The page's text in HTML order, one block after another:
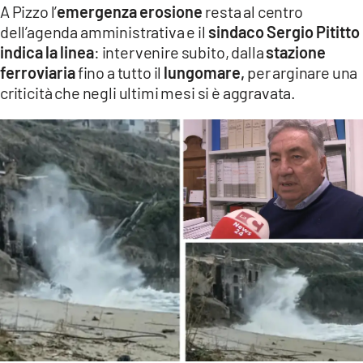
LACTV.IT
LACONAIR.IT
LACITYMAG.IT
ILREGGINO.IT
COSENZACHANNEL.IT
ILVIBONESE.IT
CATANZAROCHANNEL.IT
LACAPITALENEWS.IT
ANDROID
A Pizzo l’emergenza erosione resta al centro
dell’agenda amministrativa e il sindaco Sergio Pititto
indica la linea: intervenire subito, dallastazione
ferroviariafino a tutto il lungomare, per arginare una
criticità che negli ultimi mesi si è aggravata.